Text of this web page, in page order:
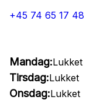
+45 74 65 17 48
Mandag:Lukket
Tirsdag:Lukket
Onsdag:Lukket